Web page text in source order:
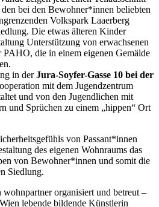
bei den Bewohner*innen beliebten
Volkspark Laaerberg
Die etwas älteren Kinder
Unterstützung von erwachsenen
PAHO, die in einem eigenen Gemälde
in derJura-Soyfer-Gasse 10 bei der
mit dem Jugendzentrum
und von den Jugendlichen mit
und Sprüchen zu einem „hippen“ Ort
von Passant*innen
des eigenen Wohnraums das
von Bewohner*innen und somit die
Siedlung.
organisiert und betreut –
lebende bildende Künstlerin